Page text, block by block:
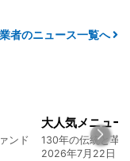
者のニュース一覧へ
2026年7月22日 08:10